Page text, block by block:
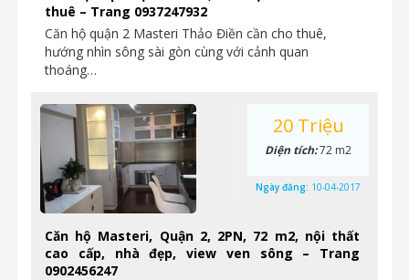
thuê – Trang 0937247932
Căn hộ quận 2 Masteri Thảo Điền cần cho thuê,
hướng nhìn sông sài gòn cùng với cảnh quan
thoáng…
Căn hộ Masteri, Quận 2, 2PN, 72 m2, nội thất
cao cấp, nhà đẹp, view ven sông – Trang
0902456247
20 Triệu
Diện tích:72 m2
Ngày đăng: 10-04-2017